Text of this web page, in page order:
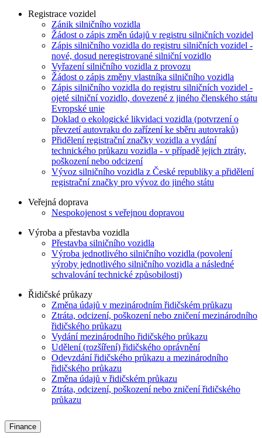
Registrace vozidel
Zánik silničního vozidla
Žádost o zápis změn údajů v registru silničních vozidel
Zápis silničního vozidla do registru silničních vozidel -
nové, dosud neregistrované silniční vozidlo
Vyřazení silničního vozidla z provozu
Žádost o zápis změny vlastníka silničního vozidla
Zápis silničního vozidla do registru silničních vozidel -
ojeté silniční vozidlo, dovezené z jiného členského státu
Evropské unie
Doklad o ekologické likvidaci vozidla (potvrzení o
převzetí autovraku do zařízení ke sběru autovraků)
Přidělení registrační značky vozidla a vydání
technického průkazu vozidla - v případě jejich ztráty,
poškození nebo odcizení
Vývoz silničního vozidla z České republiky a přidělení
registrační značky pro vývoz do jiného státu
Veřejná doprava
Nespokojenost s veřejnou dopravou
Výroba a přestavba vozidla
Přestavba silničního vozidla
Výroba jednotlivého silničního vozidla (povolení
výroby jednotlivého silničního vozidla a následné
schvalování technické způsobilosti)
Řidičské průkazy
Změna údajů v mezinárodním řidičském průkazu
Ztráta, odcizení, poškození nebo zničení mezinárodního
řidičského průkazu
Vydání mezinárodního řidičského průkazu
Udělení (rozšíření) řidičského oprávnění
Odevzdání řidičského průkazu a mezinárodního
řidičského průkazu
Změna údajů v řidičském průkazu
Ztráta, odcizení, poškození nebo zničení řidičského
průkazu
Finance